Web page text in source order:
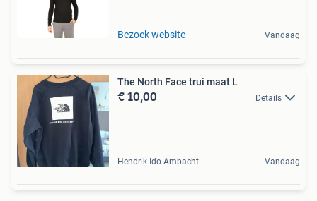
Bezoek website Vandaag
The North Face trui maat L
€ 10,00 Details
Hendrik-Ido-Ambacht Vandaag